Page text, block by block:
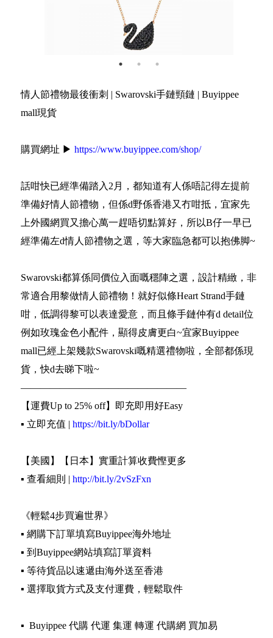
情人節禮物最後衝刺 | Swarovski手鏈頸鏈 | Buyippee
mall現貨
購買網址 ▶ https://www.buyippee.com/shop/
話咁快已經準備踏入2月，都知道有人係唔記得左提前
準備好情人節禮物，但係d野係香港又冇咁抵，宜家先
上外國網買又擔心萬一趕唔切點算好，所以B仔一早已
經準備左d情人節禮物之選，等大家臨急都可以抱佛脚~
Swarovski都算係同價位入面嘅穩陣之選，設計精緻，非
常適合用黎做情人節禮物！就好似條Heart Strand手鏈
咁，低調得黎可以表達愛意，而且條手鏈仲有d detail位
例如玫瑰金色小配件，顯得皮膚更白~宜家Buyippee
mall已經上架幾款Swarovski嘅精選禮物啦，全部都係現
貨，快d去睇下啦~
—————————————————
【運費Up to 25% off】即充即用好Easy
▪️ 立即充值 | https://bit.ly/bDollar
【美國】【日本】實重計算收費慳更多
▪️ 查看細則 | http://bit.ly/2vSzFxn
《輕鬆4步買遍世界》
▪️ 網購下訂單填寫Buyippee海外地址
▪️ 到Buyippee網站填寫訂單資料
▪️ 等待貨品以速遞由海外送至香港
▪️ 選擇取貨方式及支付運費，輕鬆取件
▪️ Buyippee 代購 代運 集運 轉運 代購網 買加易